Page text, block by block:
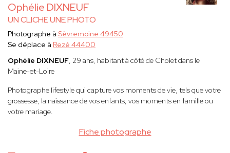
Ophélie DIXNEUF
UN CLICHE UNE PHOTO
Fiche photographe
Photographe à Sèvremoine 49450
Se déplace à Rezé 44400
Ophélie DIXNEUF, 29 ans, habitant à côté de Cholet dans le
Maine-et-Loire
Photographe lifestyle qui capture vos moments de vie, tels que votre
grossesse, la naissance de vos enfants, vos moments en famille ou
votre mariage.